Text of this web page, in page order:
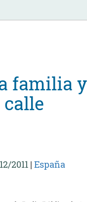
familia
2011 | España